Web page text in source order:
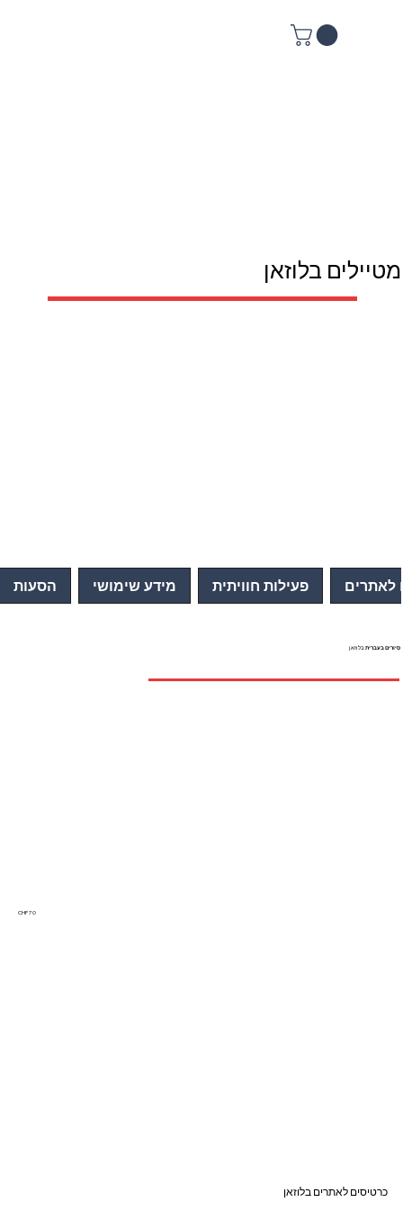
מטיילים בלוזאן
סיורים בעברית בלוזאן
CHF 70
לאתרים פעילות חוויתית מידע שימושי הסעות
כרטיסים לאתרים בלוזאן